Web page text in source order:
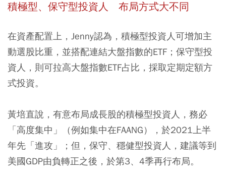
積極型、保守型投資人 布局方式大不同
在資產配置上，Jenny認為，積極型投資人可增加主
動選股比重，並搭配連結大盤指數的ETF；保守型投
資人，則可拉高大盤指數ETF占比，採取定期定額方
式投資。
黃培直說，有意布局成長股的積極型投資人，務必
「高度集中」（例如集中在FAANG），於2021上半
年先「進攻」；但，保守、穩健型投資人，建議等到
美國GDP由負轉正之後，於第3、4季再行布局。